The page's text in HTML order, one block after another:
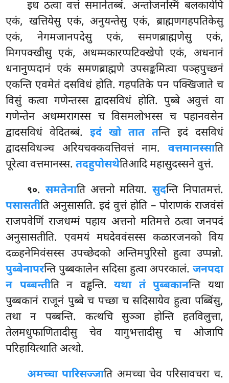
इध ठत्वा वत्तं समानेतब्बं. अन्तोजनस्मिं बलकायेपि
एकं, खत्तियेसु एकं, अनुयन्तेसु एकं, ब्राह्मणगहपतिकेसु
एकं, नेगमजानपदेसु एकं, समणब्राह्मणेसु एकं,
मिगपक्खीसु एकं, अधम्मकारप्पटिक्खेपो एकं, अधनानं
धनानुप्पदानं एकं समणब्राह्मणे उपसङ्कमित्वा पञ्हपुच्छनं
एकन्ति एवमेतं दसविधं होति. गहपतिके पन पक्खिजाते च
विसुं कत्वा गणेन्तस्स द्वादसविधं होति. पुब्बे अवुत्तं वा
गणेन्तेन अधम्मरागस्स च विसमलोभस्सच पहानवसेन
द्वादसविधं वेदितब्बं.इदं खो तात तन्ति इदं दसविधं
द्वादसविधञ्च अरियचक्कवत्तिवत्तं नाम. वत्तमानस्साति
पूरेत्वा वत्तमानस्स.तदहुपोसथेतिआदि महासुदस्सने वुत्तं.
९०.समतेनाति अत्तनो मतिया. सुदन्ति निपातमत्तं.
पसासतीति अनुसासति. इदं वुत्तं होति – पोराणकं राजवंसं
राजपवेणिं राजधम्मं पहाय अत्तनो मतिमत्ते ठत्वा जनपदं
अनुसासतीति. एवमयं मघदेववंसस्स कळारजनको विय
दळ्हनेमिवंसस्स उपच्छेदको अन्तिमपुरिसो हुत्वा उप्पन्नो.
पुब्बेनापरन्ति पुब्बकालेन सदिसा हुत्वा अपरकालं. जनपदा
न पब्बन्तीति न वड्ढन्ति.यथा तं पुब्बकानन्ति यथा
पुब्बकानं राजूनं पुब्बे च पच्छा च सदिसायेव हुत्वा पब्बिंसु,
तथा न पब्बन्ति. कत्थचि सुञ्ञा होन्ति हतविलुत्ता,
तेलमधुफाणितादीसुचेव यागुभत्तादीसु च ओजापि
परिहायित्थाति अत्थो.
अमच्चा पारिसज्जाति अमच्चा चेव परिसावचरा च.